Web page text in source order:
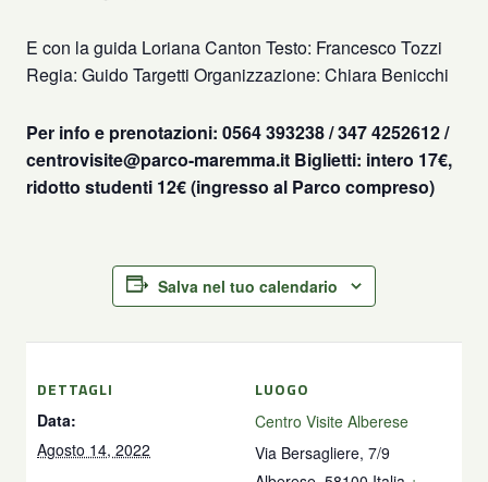
E con la guida Loriana Canton Testo: Francesco Tozzi
Regia: Guido Targetti Organizzazione: Chiara Benicchi
Per info e prenotazioni: 0564 393238 / 347 4252612 /
centrovisite@parco-maremma.it Biglietti: intero 17€,
ridotto studenti 12€ (ingresso al Parco compreso)
Salva nel tuo calendario
DETTAGLI
Data:
Agosto 14, 2022
LUOGO
Centro Visite Alberese
Via Bersagliere, 7/9